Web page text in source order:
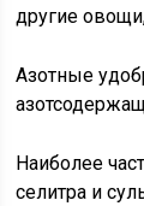
другие
Азотные
Наиболее
селитра и